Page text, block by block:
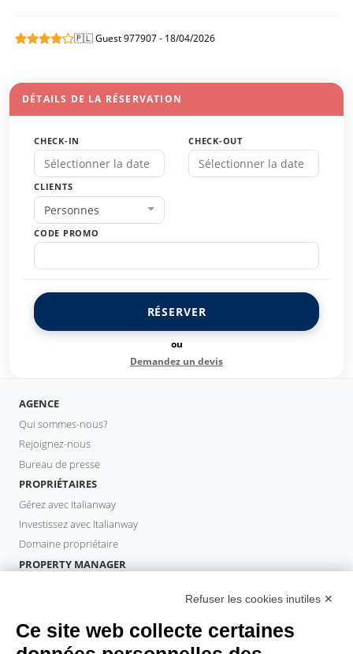
🇵🇱 Guest 977907 - 18/04/2026
DÉTAILS DE LA RÉSERVATION
CHECK-IN CHECK-OUT
CLIENTS
Personnes
CODE PROMO
RÉSERVER
ou
Demandez un devis
AGENCE
Qui sommes-nous?
Rejoignez-nous
Bureau de presse
PROPRIÉTAIRES
Gérez avec Italianway
Investissez avec Italianway
Domaine propriétaire
PROPERTY MANAGER
INVITÉS
Réservez un séjour
Refuser les cookies inutiles ✕
Ce site web collecte certaines